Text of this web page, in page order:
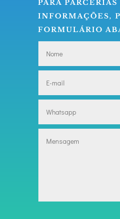
PARA
INFORMAÇÕES,
FORMULÁRIO